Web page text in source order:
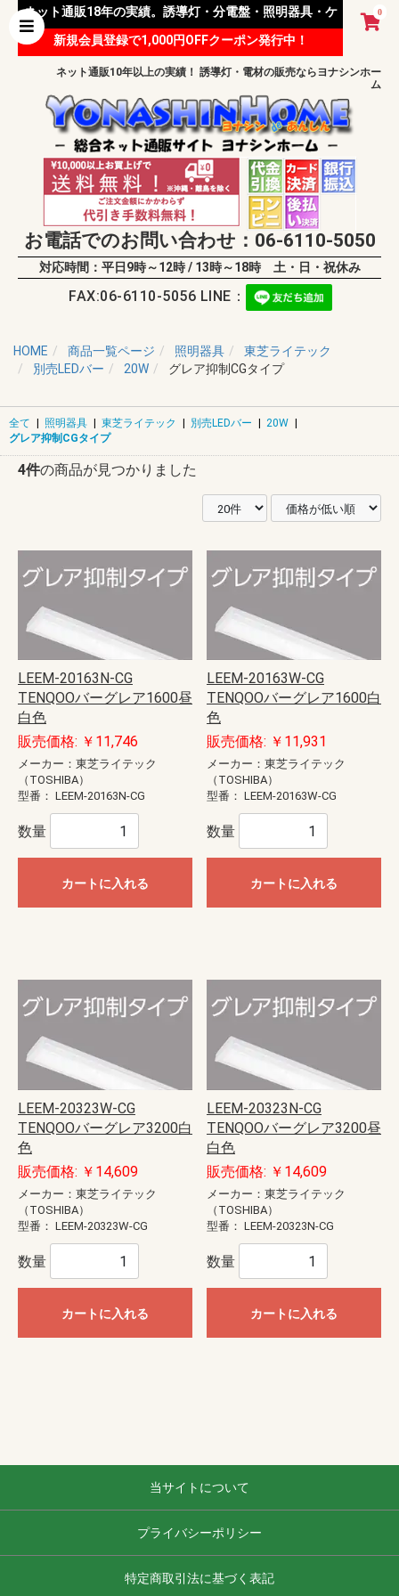
0
ネット通販18年の実績。誘導灯・分電盤・照明器具・ケ
ーブル等 様々な資材を取り扱っています。
新規会員登録で1,000円OFFクーポン発行中！
ネット通販10年以上の実績！ 誘導灯・電材の販売ならヨナシンホー
ム
お電話でのお問い合わせ：06-6110-5050
対応時間：平日9時～12時 / 13時～18時 土・日・祝休み
FAX:06-6110-5056 LINE：
HOME 商品一覧ページ 照明器具
東芝ライテック
別売LEDバー
20W グレア抑制CGタイプ
全て | 照明器具 | 東芝ライテック | 別売LEDバー | 20W |
グレア抑制CGタイプ
4件の商品が見つかりました
LEEM-20163N-CG
TENQOOバーグレア1600昼
白色
販売価格: ￥11,746
メーカー：東芝ライテック
（TOSHIBA）
型番： LEEM-20163N-CG
数量
カートに入れる
LEEM-20163W-CG
TENQOOバーグレア1600白
色
販売価格: ￥11,931
メーカー：東芝ライテック
（TOSHIBA）
型番： LEEM-20163W-CG
数量
カートに入れる
LEEM-20323W-CG
TENQOOバーグレア3200白
色
販売価格: ￥14,609
メーカー：東芝ライテック
（TOSHIBA）
型番： LEEM-20323W-CG
数量
カートに入れる
LEEM-20323N-CG
TENQOOバーグレア3200昼
白色
販売価格: ￥14,609
メーカー：東芝ライテック
（TOSHIBA）
型番： LEEM-20323N-CG
数量
カートに入れる
当サイトについて
プライバシーポリシー
特定商取引法に基づく表記